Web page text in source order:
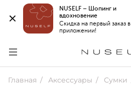
NUSELF – Шопинг и
вдохновение
Скидка на первый заказ в
приложении!
Главная Аксессуары Сумки